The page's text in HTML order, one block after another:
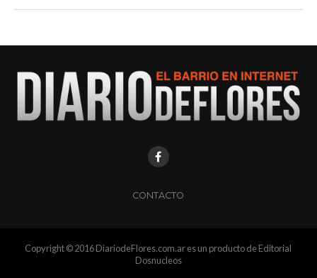
CONTACTO
Copyright © 2016 DiariodeFlores.com.ar es un producto de Editorial
Dosnucleos